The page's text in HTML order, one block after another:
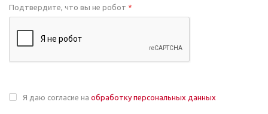
Подтвердите, что вы не робот *
Я даю согласие на обработку персональных данных